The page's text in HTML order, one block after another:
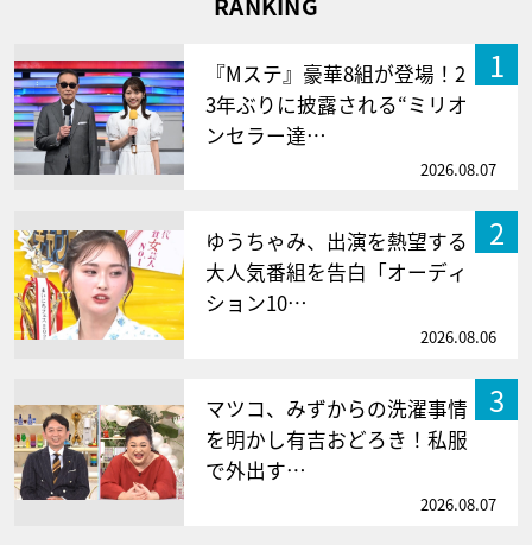
1
『Mステ』豪華8組が登場！2
3年ぶりに披露される“ミリオ
ンセラー達…
2026.08.07
2
ゆうちゃみ、出演を熱望する
大人気番組を告白「オーディ
ション10…
2026.08.06
3
マツコ、みずからの洗濯事情
を明かし有吉おどろき！私服
で外出す…
2026.08.07